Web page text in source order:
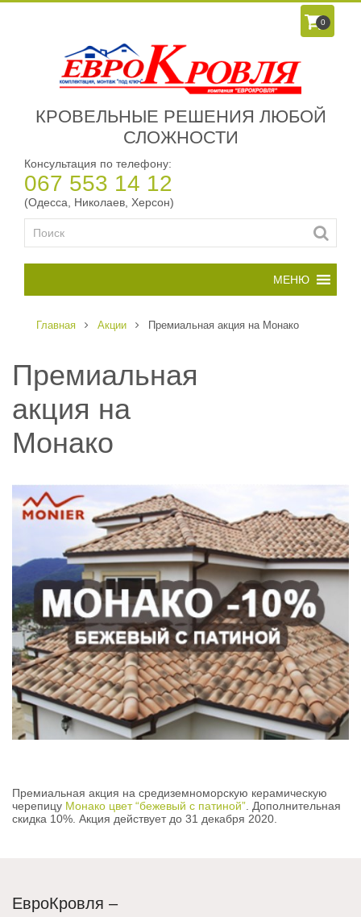
0
КРОВЕЛЬНЫЕ РЕШЕНИЯ ЛЮБОЙ
СЛОЖНОСТИ
Консультация по телефону:
067 553 14 12
(Одесса, Николаев, Херсон)
Главная Акции Премиальная акция на Монако
Премиальная
акция на
Монако
Премиальная акция на средиземноморскую керамическую
черепицу Монако цвет “бежевый с патиной” . Дополнительная
скидка 10%. Акция действует до 31 декабря 2020.
ЕвроКровля –